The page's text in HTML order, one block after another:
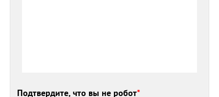
Подтвердите, что вы не робот*